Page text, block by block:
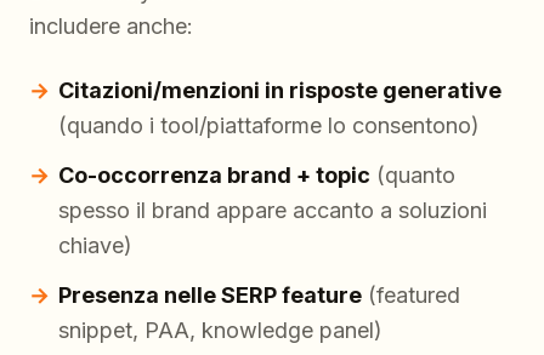
includere anche:
Citazioni/menzioni in risposte generative
(quando i tool/piattaforme lo consentono)
Co-occorrenza brand + topic (quanto
spesso il brand appare accanto a soluzioni
chiave)
Presenza nelle SERP feature (featured
snippet, PAA, knowledge panel)